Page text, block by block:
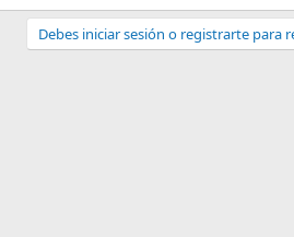
Debes iniciar sesión o registrarte para